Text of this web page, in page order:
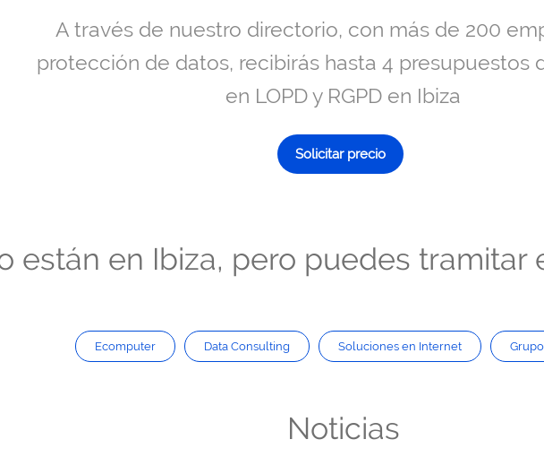
A través de nuestro directorio, con más de 200
protección de datos, recibirás hasta 4 presupuestos
en LOPD y RGPD en Ibiza
Solicitar precio
están en Ibiza, pero puedes tramitar
Ecomputer Data Consulting Soluciones en Internet
Noticias